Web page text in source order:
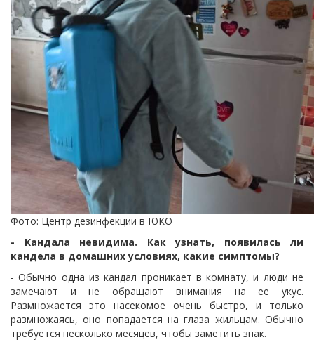
Фото: Центр дезинфекции в ЮКО
- Кандала невидима. Как узнать, появилась ли
кандела в домашних условиях, какие симптомы?
- Обычно одна из кандал проникает в комнату, и люди не
замечают и не обращают внимания на ее укус.
Размножается это насекомое очень быстро, и только
размножаясь, оно попадается на глаза жильцам. Обычно
требуется несколько месяцев, чтобы заметить знак.